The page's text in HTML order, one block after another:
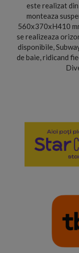
este realizat
monteaza
560x370xH410
se realizeaza
disponibile,
de baie, ridicand